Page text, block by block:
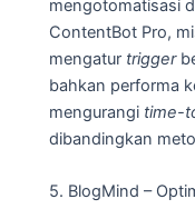
mengotomatisasi
ContentBot Pro,
mengatur trigger
bahkan performa
mengurangi time-
dibandingkan
5. BlogMind –